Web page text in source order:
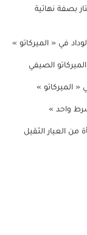
بصفة نهائية
في « الميركاتو »
الصيفي
الميركاتو »
واحد »
من العيار الثقيل